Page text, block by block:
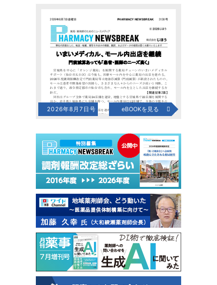
2026年8月7日号 eBOOKを見る